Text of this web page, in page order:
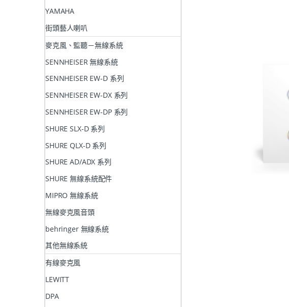
YAMAHA
街頭藝人喇叭
麥克風、監聽－無線系統
SENNHEISER 無線系統
SENNHEISER EW-D 系列
SENNHEISER EW-DX 系列
SENNHEISER EW-DP 系列
SHURE SLX-D 系列
SHURE QLX-D 系列
SHURE AD/ADX 系列
SHURE 無線系統配件
MIPRO 無線系統
無線麥克風音頭
behringer 無線系統
其他無線系統
有線麥克風
LEWITT
DPA